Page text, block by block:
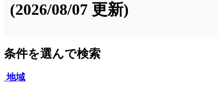
(2026/08/07 更新)
条件を選んで検索
地域